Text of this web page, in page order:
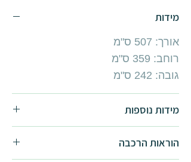
מידות
אורך: 507 ס"מ
רוחב: 359 ס"מ
גובה: 242 ס"מ
מידות נוספות
3.6x6.5
הוראות הרכבה